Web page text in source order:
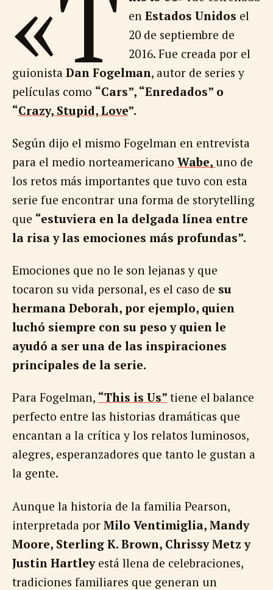
enEstados Unidos el
20 de septiembre de
2016. Fue creada por el
guionista Dan Fogelman, autor de series y
películas como “Cars”, “Enredados” o
“Crazy, Stupid, Love”.
Según dijo el mismo Fogelman en entrevista
para el medio norteamericano Wabe, uno de
los retos más importantes que tuvo con esta
serie fue encontrar una forma de storytelling
que “estuviera en la delgada línea entre
la risa y las emociones más profundas”.
Emociones que no le son lejanas y que
tocaron su vida personal, es el caso de su
hermana Deborah, por ejemplo, quien
luchó siempre con su peso y quien le
ayudó a ser una de las inspiraciones
principales de la serie.
Para Fogelman, “This is Us” tiene el balance
perfecto entre las historias dramáticas que
encantan a la crítica y los relatos luminosos,
alegres, esperanzadores que tanto le gustan a
la gente.
Aunque la historia de la familia Pearson,
interpretada por Milo Ventimiglia, Mandy
Moore, Sterling K. Brown, Chrissy Metz y
Justin Hartleyestá llena de celebraciones,
tradiciones familiares que generan un